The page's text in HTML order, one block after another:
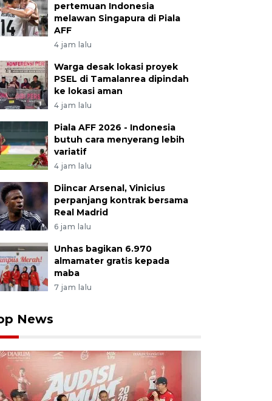
pertemuan Indonesia
melawan Singapura di Piala
AFF
4 jam lalu
Warga desak lokasi proyek
PSEL di Tamalanrea dipindah
ke lokasi aman
4 jam lalu
Piala AFF 2026 - Indonesia
butuh cara menyerang lebih
variatif
4 jam lalu
Diincar Arsenal, Vinicius
perpanjang kontrak bersama
Real Madrid
6 jam lalu
Unhas bagikan 6.970
almamater gratis kepada
maba
7 jam lalu
News